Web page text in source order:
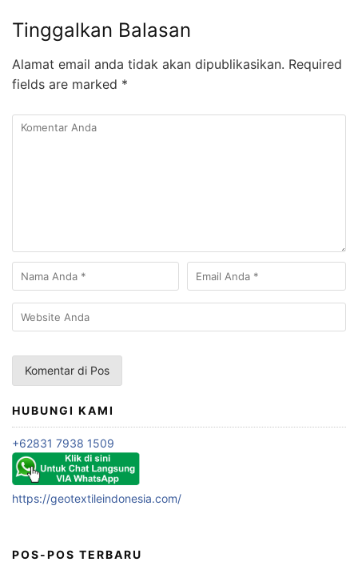
Tinggalkan Balasan
Alamat email anda tidak akan dipublikasikan. Required
fields are marked *
HUBUNGI KAMI
+62831 7938 1509
https://geotextileindonesia.com/
POS-POS TERBARU